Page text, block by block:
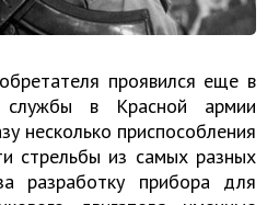
проявился еще в
в Красной армии
несколько приспособления
стрельбы из самых разных
разработку прибора для